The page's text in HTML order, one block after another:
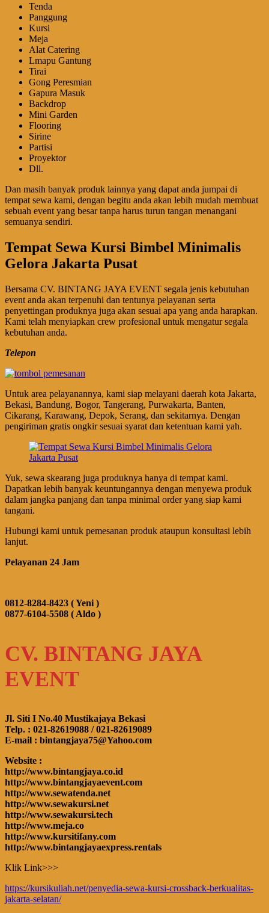
Tenda
Panggung
Kursi
Meja
Alat Catering
Lmapu Gantung
Tirai
Gong Peresmian
Gapura Masuk
Backdrop
Mini Garden
Flooring
Sirine
Partisi
Proyektor
Dll.
Dan masih banyak produk lainnya yang dapat anda jumpai di
tempat sewa kami, dengan begitu anda akan lebih mudah membuat
sebuah event yang besar tanpa harus turun tangan menangani
semuanya sendiri.
Tempat Sewa Kursi Bimbel Minimalis
Gelora Jakarta Pusat
Bersama CV. BINTANG JAYA EVENT segala jenis kebutuhan
event anda akan terpenuhi dan tentunya pelayanan serta
penyettingan produknya juga akan sesuai apa yang anda harapkan.
Kami telah menyiapkan crew profesional untuk mengatur segala
kebutuhan anda.
Telepon
Untuk area pelayanannya, kami siap melayani daerah kota Jakarta,
Bekasi, Bandung, Bogor, Tangerang, Purwakarta, Banten,
Cikarang, Karawang, Depok, Serang, dan sekitarnya. Dengan
pengiriman gratis ongkir sesuai syarat dan ketentuan kami yah.
Yuk, sewa skearang juga produknya hanya di tempat kami.
Dapatkan lebih banyak keuntungannya dengan menyewa produk
dalam jangka panjang dan tanpa minimal order yang siap kami
tangani.
Hubungi kami untuk pemesanan produk ataupun konsultasi lebih
lanjut.
Pelayanan 24 Jam
0812-8284-8423 ( Yeni )
0877-6104-5508 ( Aldo )
CV. BINTANG JAYA
EVENT
Jl. Siti I No.40 Mustikajaya Bekasi
Telp. : 021-82619088 / 021-82619089
E-mail : bintangjaya75@Yahoo.com
Website :
http://www.bintangjaya.co.id
http://www.bintangjayaevent.com
http://www.sewatenda.net
http://www.sewakursi.net
http://www.sewakursi.tech
http://www.meja.co
http://www.kursitifany.com
http://www.bintangjayaexpress.rentals
Klik Link>>>
https://kursikuliah.net/penyedia-sewa-kursi-crossback-berkualitas-
jakarta-selatan/